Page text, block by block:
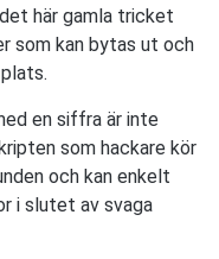
här gamla tricket
som kan bytas ut och
en siffra är inte
som hackare kör
och kan enkelt
i slutet av svaga